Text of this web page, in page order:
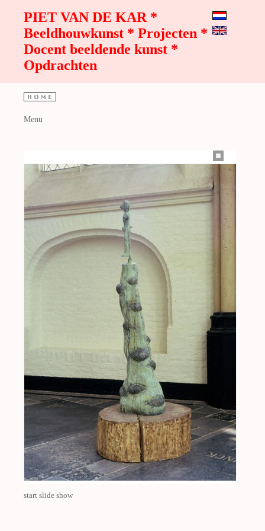
PIET VAN DE KAR *
Beeldhouwkunst * Projecten *
Docent beeldende kunst *
Opdrachten
Menu
start slide show